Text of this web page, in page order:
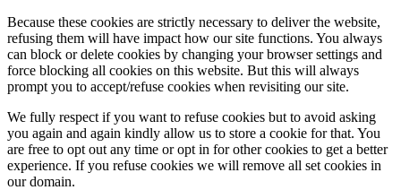
Because these cookies are strictly necessary to deliver the website,
refusing them will have impact how our site functions. You always
can block or delete cookies by changing your browser settings and
force blocking all cookies on this website. But this will always
prompt you to accept/refuse cookies when revisiting our site.
We fully respect if you want to refuse cookies but to avoid asking
you again and again kindly allow us to store a cookie for that. You
are free to opt out any time or opt in for other cookies to get a better
experience. If you refuse cookies we will remove all set cookies in
our domain.